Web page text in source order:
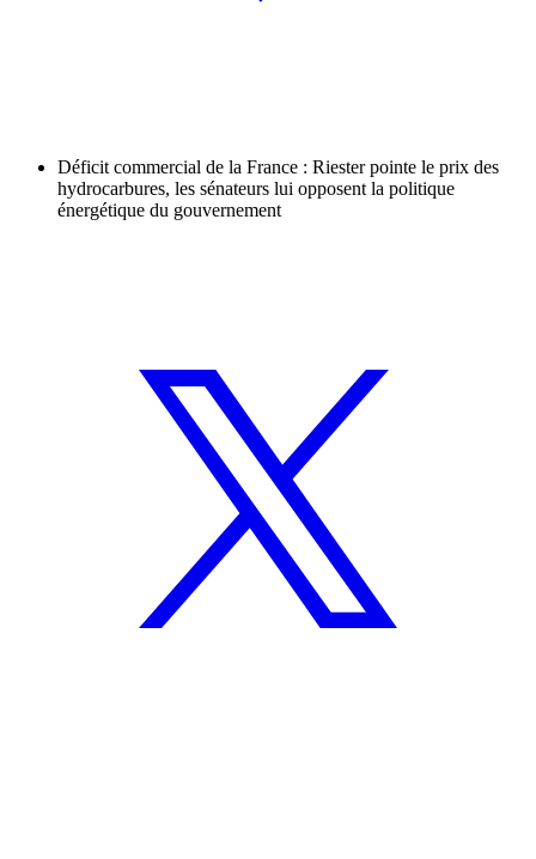
Déficit commercial de la France : Riester pointe le prix des
hydrocarbures, les sénateurs lui opposent la politique
énergétique du gouvernement